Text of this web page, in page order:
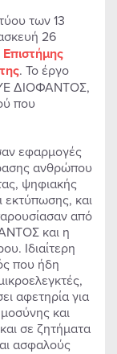
των 13
26
. Το έργο
ΔΙΟΦΑΝΤΟΣ,
που
εφαρμογές
ανθρώπου
ψηφιακής
εκτύπωσης, και
από
και η
Ιδιαίτερη
που ήδη
αφετηρία για
και
σε ζητήματα
ασφαλούς